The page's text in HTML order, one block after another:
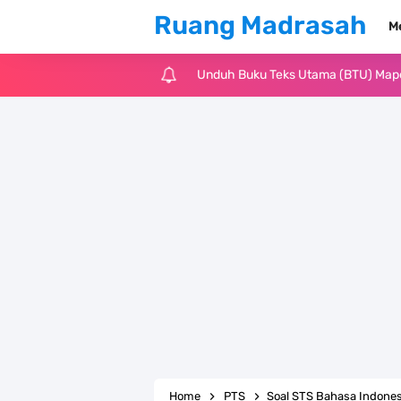
Ruang Madrasah
Unduh Buku Teks Utama (BTU) Al-
Home PTS Soal STS Bahasa